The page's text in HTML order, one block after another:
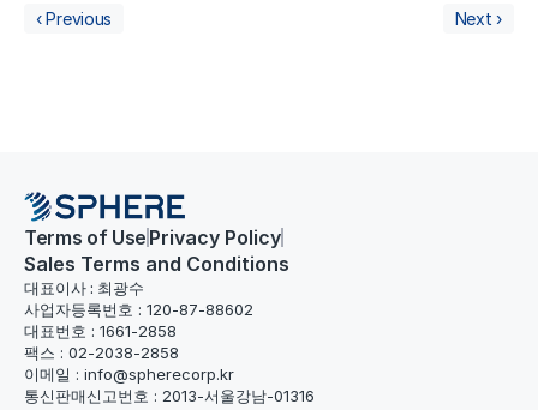
‹ Previous Next ›
Terms of Use Privacy Policy
Sales Terms and Conditions
대표이사 : 최광수
사업자등록번호 : 120-87-88602
대표번호 : 1661-2858
팩스 : 02-2038-2858
이메일 : info@spherecorp.kr
통신판매신고번호 : 2013-서울강남-01316